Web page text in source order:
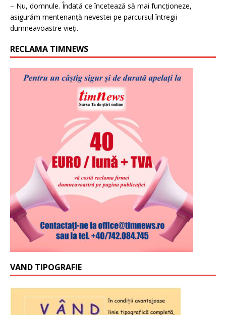
– Nu, domnule. Îndată ce încetează să mai funcționeze,
asigurăm mentenanță nevestei pe parcursul întregii
dumneavoastre vieți.
RECLAMA TIMNEWS
VAND TIPOGRAFIE